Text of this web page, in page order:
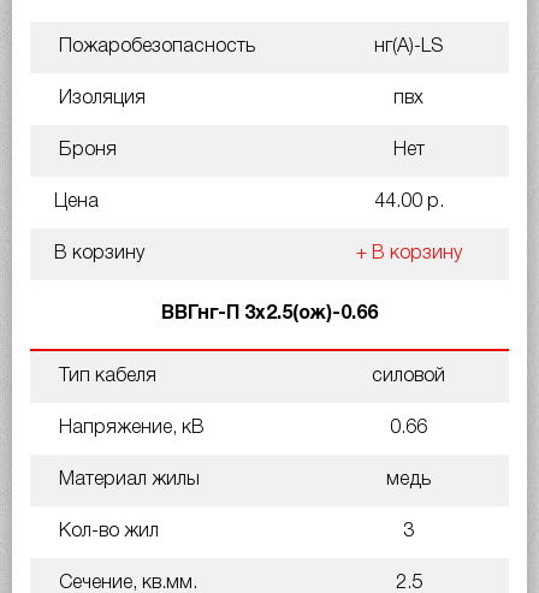
Пожаробезопасность нг(A)-LS
Изоляция пвх
Броня Нет
Цена 44.00 р.
В корзину + В корзину
ВВГнг-П 3х2.5(ож)-0.66
Тип кабеля силовой
Напряжение, кВ 0.66
Материал жилы медь
Кол-во жил 3
Сечение, кв.мм. 2.5